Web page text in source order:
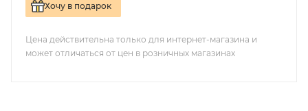
Хочу в подарок
Цена действительна только для интернет-магазина и
может отличаться от цен в розничных магазинах